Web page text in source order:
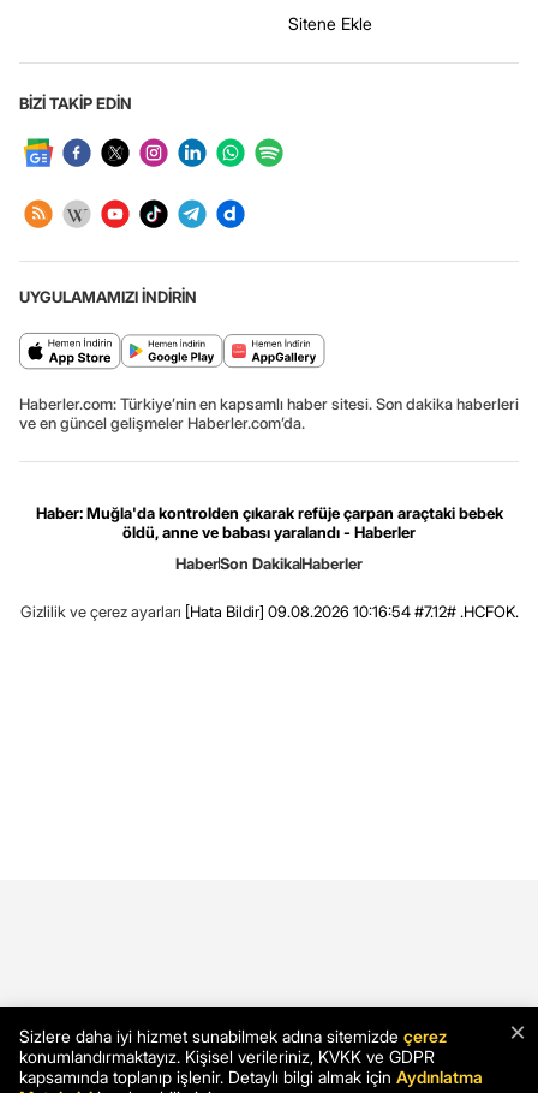
Sitene Ekle
BİZİ TAKİP EDİN
UYGULAMAMIZI İNDİRİN
Haberler.com: Türkiye’nin en kapsamlı haber sitesi. Son dakika haberleri
ve en güncel gelişmeler Haberler.com’da.
Haber: Muğla'da kontrolden çıkarak refüje çarpan araçtaki bebek
öldü, anne ve babası yaralandı - Haberler
HaberSon DakikaHaberler
Gizlilik ve çerez ayarları [Hata Bildir] 09.08.2026 10:16:54 #7.12# .HCFOK.
×
Sizlere daha iyi hizmet sunabilmek adına sitemizde çerez
konumlandırmaktayız. Kişisel verileriniz, KVKK ve GDPR
kapsamında toplanıp işlenir. Detaylı bilgi almak için Aydınlatma